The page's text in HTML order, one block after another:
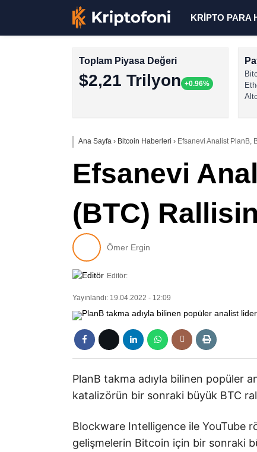
KRİPTO PARA
Toplam Piyasa Değeri
$2,21 Trilyon +0.96%
Ana Sayfa › Bitcoin Haberleri › Efsanevi Analist PlanB,
Efsanevi
(BTC)
Ömer Ergin
Editör:
Yayınlandı: 19.04.2022 - 12:09
PlanB takma adıyla bilinen popüler
katalizörün bir sonraki büyük BTC
Blockware Intelligence ile YouTube
gelişmelerin Bitcoin için bir sonraki